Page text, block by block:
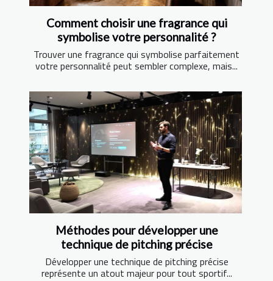
Comment choisir une fragrance qui
symbolise votre personnalité ?
Trouver une fragrance qui symbolise parfaitement
votre personnalité peut sembler complexe, mais...
Méthodes pour développer une
technique de pitching précise
Développer une technique de pitching précise
représente un atout majeur pour tout sportif...